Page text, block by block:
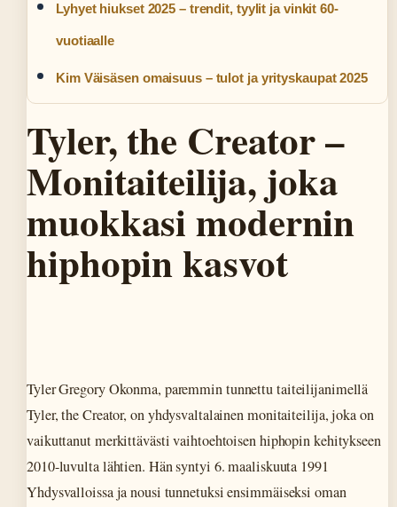
Lyhyet hiukset 2025 – trendit, tyylit ja vinkit 60-
vuotiaalle
Kim Väisäsen omaisuus – tulot ja yrityskaupat 2025
Tyler, the Creator –
Monitaiteilija, joka
muokkasi modernin
hiphopin kasvot
Tyler Gregory Okonma, paremmin tunnettu taiteilijanimellä
Tyler, the Creator, on yhdysvaltalainen monitaiteilija, joka on
vaikuttanut merkittävästi vaihtoehtoisen hiphopin kehitykseen
2010-luvulta lähtien. Hän syntyi 6. maaliskuuta 1991
Yhdysvalloissa ja nousi tunnetuksi ensimmäiseksi oman